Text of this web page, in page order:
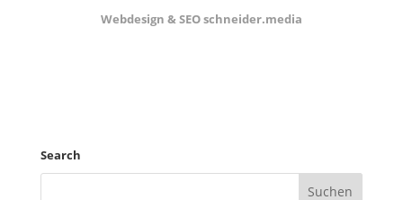
Webdesign & SEO schneider.media
Search